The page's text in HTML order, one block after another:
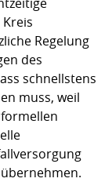
Regelung
des
schnellstens
muss, weil